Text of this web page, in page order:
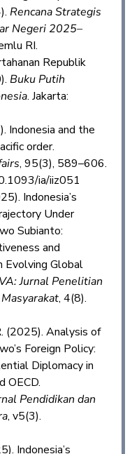
Rencana Strategis
Negeri 2025–
RI.
Republik
Buku Putih
. Jakarta:
Indonesia and the
order.
, 95(3), 589–606.
ia/iiz051
Indonesia’s
Under
Subianto:
and
Evolving Global
Jurnal Penelitian
, 4(8).
(2025). Analysis of
Foreign Policy:
Diplomacy in
OECD.
Pendidikan dan
, v5(3).
Indonesia’s